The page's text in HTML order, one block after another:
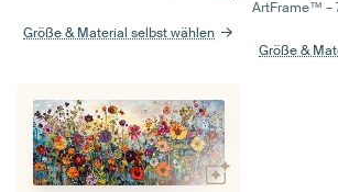
Größe & Material selbst wählen
ArtFrame™ –
Größe &